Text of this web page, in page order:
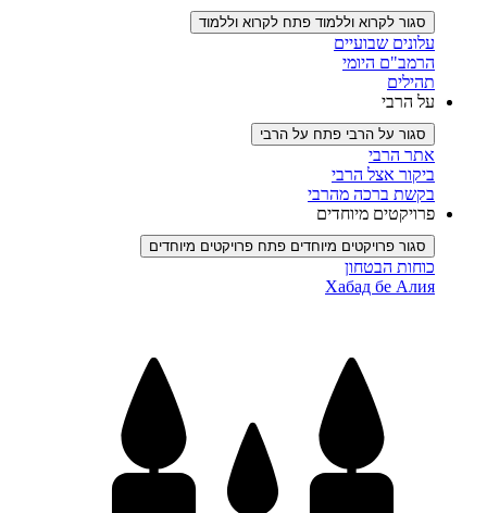
סגור לקרוא וללמוד פתח לקרוא וללמוד
עלונים שבועיים
הרמב"ם היומי
תהילים
על הרבי
סגור על הרבי פתח על הרבי
אתר הרבי
ביקור אצל הרבי
בקשת ברכה מהרבי
פרויקטים מיוחדים
סגור פרויקטים מיוחדים פתח פרויקטים מיוחדים
כוחות הבטחון
Хабад бе Алия